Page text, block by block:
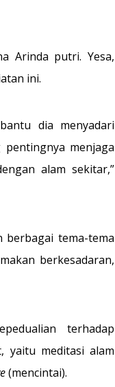
Arinda putri. Yesa,
ini.
dia menyadari
menjaga
alam sekitar,”
tema-tema
berkesadaran,
terhadap
yaitu meditasi alam
(mencintai).